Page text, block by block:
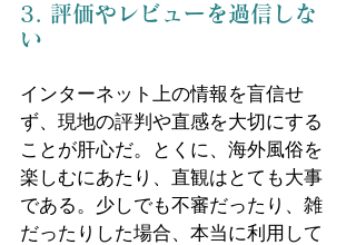
3. 評価やレビューを過信しな
い
インターネット上の情報を盲信せ
ず、現地の評判や直感を大切にする
ことが肝心だ。とくに、海外風俗を
楽しむにあたり、直観はとても大事
である。少しでも不審だったり、雑
だったりした場合、本当に利用して